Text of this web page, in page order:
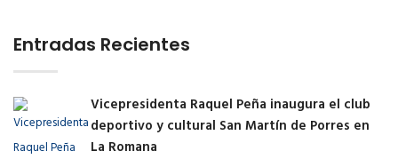
Entradas Recientes
Vicepresidenta Raquel Peña inaugura el club
deportivo y cultural San Martín de Porres en
La Romana